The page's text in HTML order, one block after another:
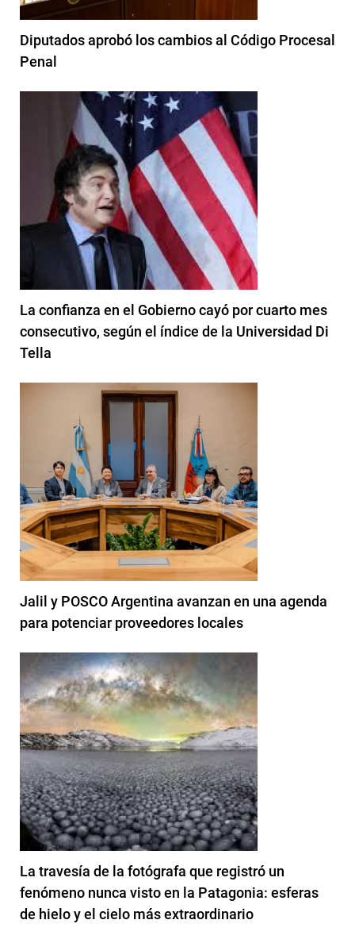
Diputados aprobó los cambios al Código Procesal
Penal
La confianza en el Gobierno cayó por cuarto mes
consecutivo, según el índice de la Universidad Di
Tella
Jalil y POSCO Argentina avanzan en una agenda
para potenciar proveedores locales
La travesía de la fotógrafa que registró un
fenómeno nunca visto en la Patagonia: esferas
de hielo y el cielo más extraordinario